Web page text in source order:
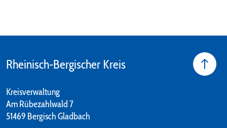
Rheinisch-Bergischer Kreis
Kreisverwaltung
Am Rübezahlwald 7
51469 Bergisch Gladbach